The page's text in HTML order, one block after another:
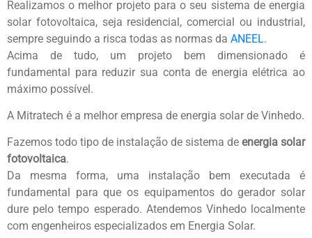
Realizamos o melhor projeto para o seu sistema de energia
solar fotovoltaica, seja residencial, comercial ou industrial,
sempre seguindo a risca todas as normas da ANEEL.
Acima de tudo, um projeto bem dimensionado é
fundamental para reduzir sua conta de energia elétrica ao
máximo possível.
A Mitratech é a melhor empresa de energia solar de Vinhedo.
Fazemos todo tipo de instalação de sistema de energia solar
fotovoltaica.
Da mesma forma, uma instalação bem executada é
fundamental para que os equipamentos do gerador solar
dure pelo tempo esperado. Atendemos Vinhedo localmente
com engenheiros especializados em Energia Solar.